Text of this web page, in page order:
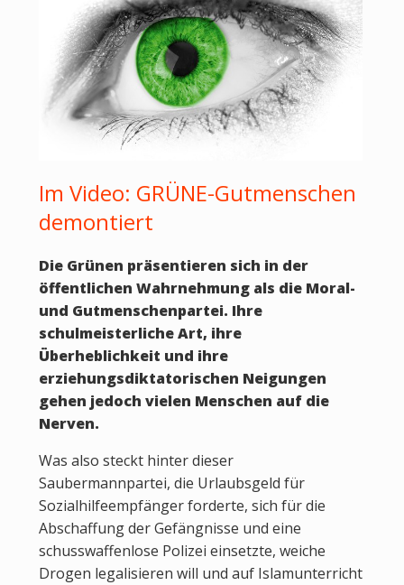
Im Video: GRÜNE-Gutmenschen
demontiert
Die Grünen präsentieren sich in der
öffentlichen Wahrnehmung als die Moral-
und Gutmenschenpartei. Ihre
schulmeisterliche Art, ihre
Überheblichkeit und ihre
erziehungsdiktatorischen Neigungen
gehen jedoch vielen Menschen auf die
Nerven.
Was also steckt hinter dieser
Saubermannpartei, die Urlaubsgeld für
Sozialhilfeempfänger forderte, sich für die
Abschaffung der Gefängnisse und eine
schusswaffenlose Polizei einsetzte, weiche
Drogen legalisieren will und auf Islamunterricht